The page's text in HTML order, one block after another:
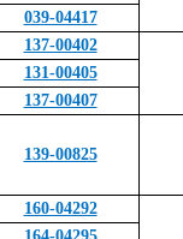
039-04417
137-00402
131-00405
137-00407
139-00825
160-04292